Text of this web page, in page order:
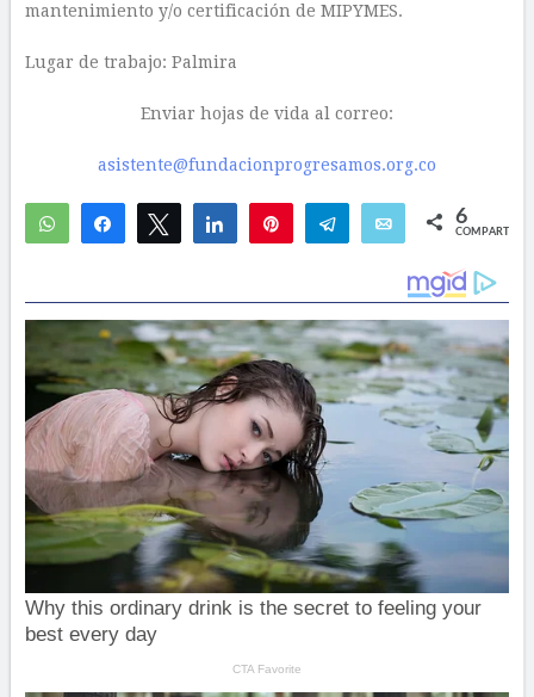
mantenimiento y/o certificación de MIPYMES.
Lugar de trabajo: Palmira
Enviar hojas de vida al correo:
asistente@fundacionprogresamos.org.co
WhatsAppCompartirTwittear Compartir Telegram Email 6
COMPARTIR